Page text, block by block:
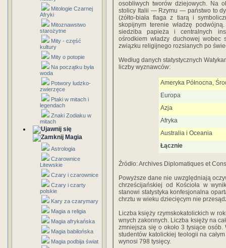
Mitologie Czarnej
Afryki
Mitoznawstwo
starożytne
Mity - część
kultury
Mity o potopie
Na początku była
woda
Potwory ludzko-
zwierzęce
Ptaki w mitach i
legendach
Znaki Zodiaku w
mitach
Magia
Astrologia
Czarownice
Litewskie
Czary i czarownice
Czary i czarty
polskie
Kary za czarymary
Magia a religia
Magia afrykańska
Magia babilońska
Magia podbija świat
osobliwych tworów dziejowych. Na
stolicy Italii — Rzymu — państwo to
(żółto-biała flaga z tiarą i
skopijnym terenie władzę
siedziba papieża i centralnych
ośrodkiem władzy duchowej wobec
związku religijnego rozsianych po
Według danych statystycznych
liczby wyznawców:
Ameryka Północna,
Europa
Azja
Afryka
Australia i Oceania
Łącznie
Źródło: Archives Diplomatiques et
Powyższe dane nie uwzględniają
chrześcijań­skiej od Kościoła w
stanowi statystyka konfesjonalna
chrztu w wieku dziecięcym nie
Liczba księży rzymskokatolickich w
wnych zakonnych. Liczba księży na
zmniej­sza się o około 3 tysiące
studentów katoli­ckiej teologii na
wynosi 798 tysięcy.